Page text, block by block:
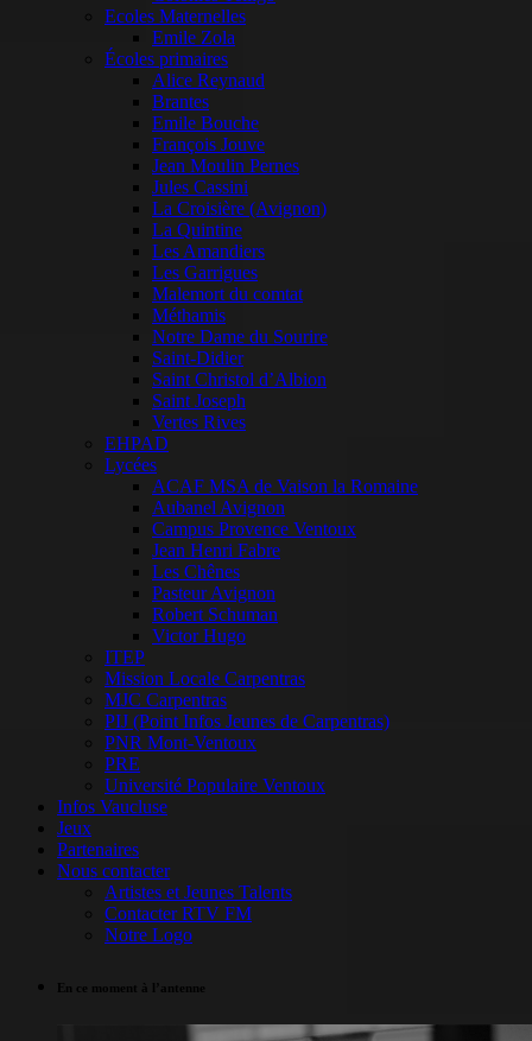
Ecoles Maternelles
Emile Zola
Écoles primaires
Alice Reynaud
Brantes
Emile Bouche
François Jouve
Jean Moulin Pernes
Jules Cassini
La Croisière (Avignon)
La Quintine
Les Amandiers
Les Garrigues
Malemort du comtat
Méthamis
Notre Dame du Sourire
Saint-Didier
Saint Christol d’Albion
Saint Joseph
Vertes Rives
EHPAD
Lycées
ACAF MSA de Vaison la Romaine
Aubanel Avignon
Campus Provence Ventoux
Jean Henri Fabre
Les Chênes
Pasteur Avignon
Robert Schuman
Victor Hugo
ITEP
Mission Locale Carpentras
MJC Carpentras
PIJ (Point Infos Jeunes de Carpentras)
PNR Mont-Ventoux
PRE
Université Populaire Ventoux
Infos Vaucluse
Jeux
Partenaires
Nous contacter
Artistes et Jeunes Talents
Contacter RTV FM
Notre Logo
En ce moment à l’antenne